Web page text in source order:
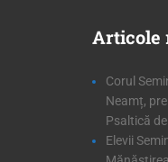
Articole
Corul
Neamț,
Psaltică
Elevii